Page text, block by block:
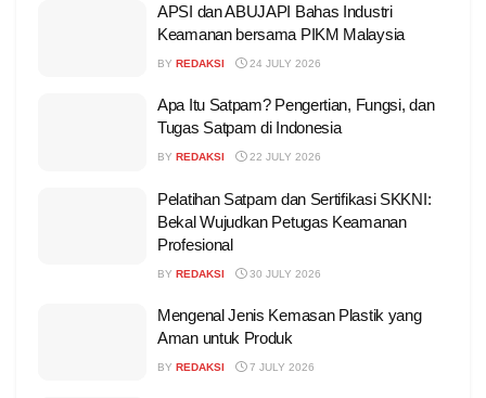
APSI dan ABUJAPI Bahas Industri
Keamanan bersama PIKM Malaysia
BY REDAKSI 24 JULY 2026
Apa Itu Satpam? Pengertian, Fungsi, dan
Tugas Satpam di Indonesia
BY REDAKSI 22 JULY 2026
Pelatihan Satpam dan Sertifikasi SKKNI:
Bekal Wujudkan Petugas Keamanan
Profesional
BY REDAKSI 30 JULY 2026
Mengenal Jenis Kemasan Plastik yang
Aman untuk Produk
BY REDAKSI 7 JULY 2026